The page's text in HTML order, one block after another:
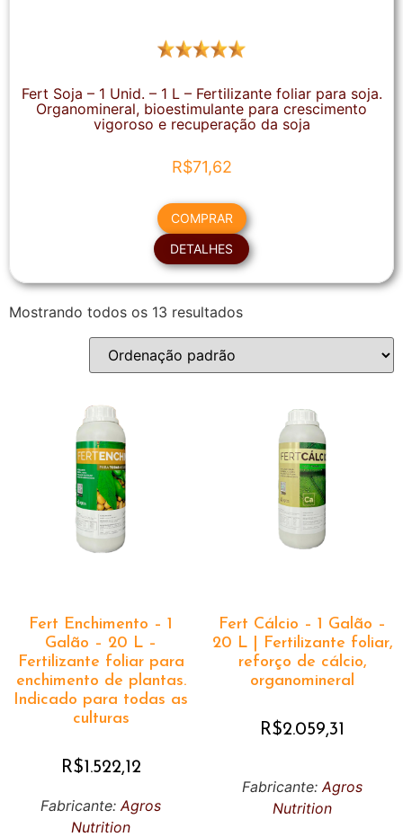
Fert Soja – 1 Unid. – 1 L – Fertilizante foliar para soja.
Organomineral, bioestimulante para crescimento
vigoroso e recuperação da soja
R$71,62
COMPRAR
DETALHES
Mostrando todos os 13 resultados
Fert Enchimento – 1
Galão – 20 L –
Fertilizante foliar para
enchimento de plantas.
Indicado para todas as
culturas
R$ 1.522,12
Fabricante:Agros
Nutrition
Fert Cálcio – 1 Galão –
20 L | Fertilizante foliar,
reforço de cálcio,
organomineral
R$2.059,31
Fabricante:Agros
Nutrition